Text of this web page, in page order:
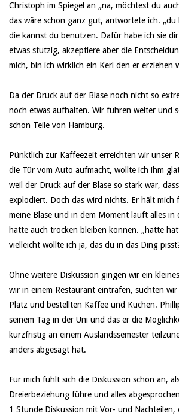
Christoph im Spiegel an „na, möchtest du
das wäre schon ganz gut, antwortete ich. „du
die kannst du benutzen. Dafür habe ich sie
etwas stutzig, akzeptiere aber die
mich, bin ich wirklich ein Kerl den er erziehen
Da der Druck auf der Blase noch nicht so
noch etwas aufhalten. Wir fuhren weiter und
schon Teile von Hamburg.
Pünktlich zur Kaffeezeit erreichten wir unser
die Tür vom Auto aufmacht, wollte ich ihm
weil der Druck auf der Blase so stark war,
explodiert. Doch das wird nichts. Er hält
meine Blase und in dem Moment läuft alles in
hätte auch trocken bleiben können. „hätte
vielleicht wollte ich ja, das du in das Ding
Ohne weitere Diskussion gingen wir ein
wir in einem Restaurant eintrafen, suchten wir
Platz und bestellten Kaffee und Kuchen.
seinem Tag in der Uni und das er die
kurzfristig an einem Auslandssemester
anders abgesagt hat.
Für mich fühlt sich die Diskussion schon an,
Dreierbeziehung führe und alles
1 Stunde Diskussion mit Vor- und Nachteilen,